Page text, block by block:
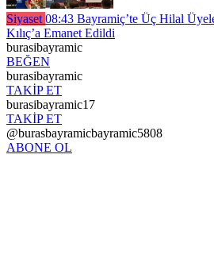
Siyaset 08:43 Bayramiç’te Üç Hilal
Kılıç’a Emanet Edildi
burasibayramic
BEĞEN
burasibayramic
TAKİP ET
burasibayramic17
TAKİP ET
@burasbayramicbayramic5808
ABONE OL